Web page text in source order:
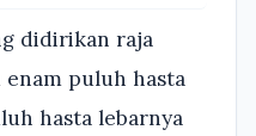
didirikan raja
enam puluh hasta
hasta lebarnya